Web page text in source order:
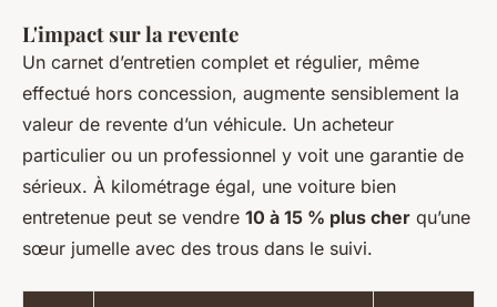
L'impact sur la revente
Un carnet d’entretien complet et régulier, même
effectué hors concession, augmente sensiblement la
valeur de revente d’un véhicule. Un acheteur
particulier ou un professionnel y voit une garantie de
sérieux. À kilométrage égal, une voiture bien
entretenue peut se vendre 10 à 15 % plus cher qu’une
sœur jumelle avec des trous dans le suivi.